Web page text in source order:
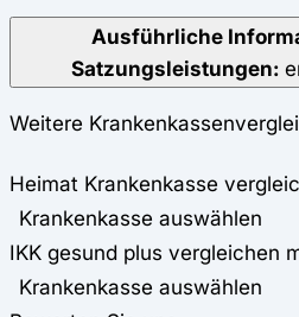
Ausführliche
Satzungsleistungen:
Weitere
Heimat Krankenkasse
IKK gesund plus vergleichen